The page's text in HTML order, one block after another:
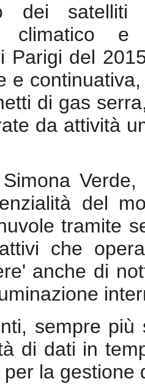
dei
climatico
Parigi del
e
di gas
da attività
del
tramite
che
anche di
sempre
di dati in
la